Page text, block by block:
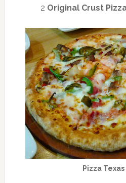
2 Original Crust
Pizza